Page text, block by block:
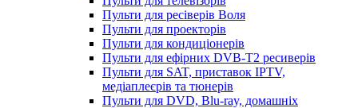
Пульти для ресіверів Воля
Пульти для проекторів
Пульти для кондиціонерів
Пульти для ефірних DVB-T2 ресиверів
Пульти для SAT, приставок IPTV,
медіаплеєрів та тюнерів
Пульти для DVD, Blu-ray, домашніх